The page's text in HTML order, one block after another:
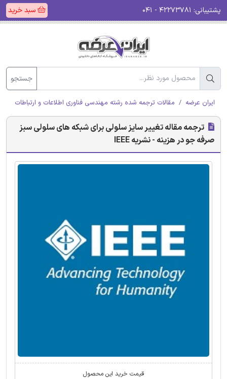
پشتیبانی: سبد خرید
جستجو
ایران عرضه مقالات ترجمه شده رشته مهندسی فناوری اطلاعات و ارتباطات (ICT)
ترجمه مقاله تغییر سایز سلولی برای شبکه های سلولی سبز
صرفه جو در هزینه - نشریه IEEE
قیمت خرید این محصول